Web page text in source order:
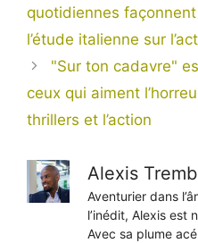
quotidiennes
l’étude italienne sur
"Sur ton cadavre"
ceux qui aiment
thrillers et l’action
Alexis
Aventurier dans
l’inédit, Alexis est
Avec sa plume